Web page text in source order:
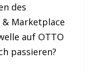
des
Marketplace
auf OTTO
passieren?